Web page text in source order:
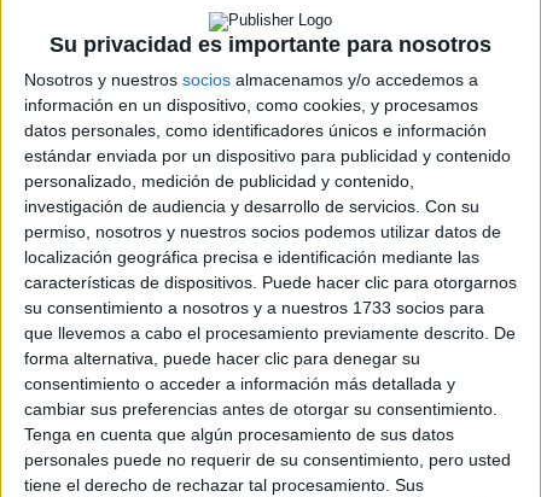
Su privacidad es importante para nosotros
Nosotros y nuestros socios almacenamos y/o accedemos a
información en un dispositivo, como cookies, y procesamos
datos personales, como identificadores únicos e información
estándar enviada por un dispositivo para publicidad y contenido
personalizado, medición de publicidad y contenido,
investigación de audiencia y desarrollo de servicios. Con su
permiso, nosotros y nuestros socios podemos utilizar datos de
localización geográfica precisa e identificación mediante las
características de dispositivos. Puede hacer clic para otorgarnos
su consentimiento a nosotros y a nuestros 1733 socios para
que llevemos a cabo el procesamiento previamente descrito. De
forma alternativa, puede hacer clic para denegar su
consentimiento o acceder a información más detallada y
cambiar sus preferencias antes de otorgar su consentimiento.
Tenga en cuenta que algún procesamiento de sus datos
personales puede no requerir de su consentimiento, pero usted
tiene el derecho de rechazar tal procesamiento. Sus
ERC
CERA
CERT
Internacionales
Campeonatos Autonómicos
Históricos
Dakar
RallyCross
Circuitos
Fórmula E
F2 / F3 / F4
Resistencia
Indycar
Otros
Producto